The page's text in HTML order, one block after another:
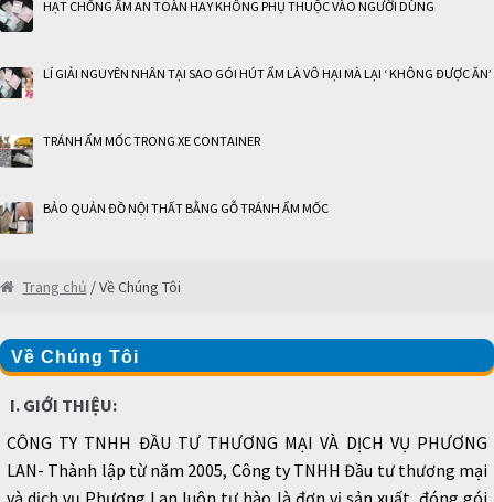
HẠT CHỐNG ẨM AN TOÀN HAY KHÔNG PHỤ THUỘC VÀO NGƯỜI DÙNG
LÍ GIẢI NGUYÊN NHÂN TẠI SAO GÓI HÚT ẨM LÀ VÔ HẠI MÀ LẠI ‘ KHÔNG ĐƯỢC ĂN’
TRÁNH ẨM MỐC TRONG XE CONTAINER
BẢO QUẢN ĐỒ NỘI THẤT BẰNG GỖ TRÁNH ẨM MỐC
Trang chủ / Về Chúng Tôi
Về Chúng Tôi
I. GIỚI THIỆU:
CÔNG TY TNHH ĐẦU TƯ THƯƠNG MẠI VÀ DỊCH VỤ PHƯƠNG
LAN- Thành lập từ năm 2005, Công ty TNHH Đầu tư thương mại